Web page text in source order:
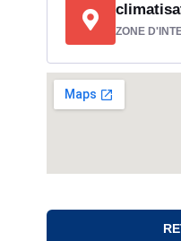
ZONE